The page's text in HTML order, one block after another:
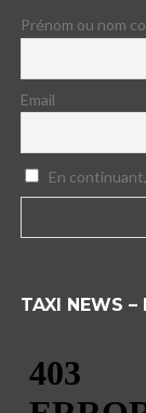
Prénom ou nom
Email
En
TAXI NEWS –